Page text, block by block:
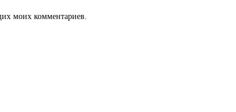
моих комментариев.